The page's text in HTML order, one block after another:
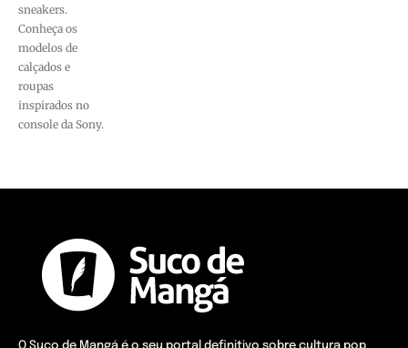
sneakers.
Conheça os
modelos de
calçados e
roupas
inspirados no
console da Sony.